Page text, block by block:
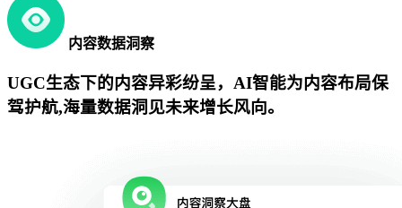
内容数据洞察
UGC生态下的内容异彩纷呈，AI智能为内容布局保
驾护航,海量数据洞见未来增长风向。